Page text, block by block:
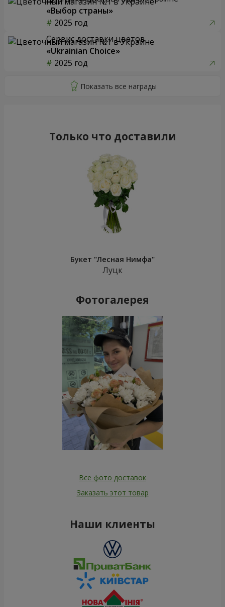
«Выбор страны»
2025 год
Сервис доставки цветов
«Ukrainian Choice»
2025 год
Только что доставили
Букет "Лесная Нимфа"
Луцк
Фотогалерея
Все фото доставок
Заказать этот товар
Наши клиенты